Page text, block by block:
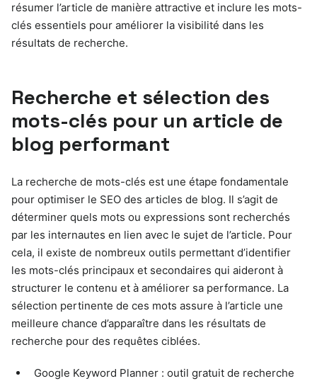
résumer l’article de manière attractive et inclure les mots-
clés essentiels pour améliorer la visibilité dans les
résultats de recherche.
Recherche et sélection des
mots-clés pour un article de
blog performant
La recherche de mots-clés est une étape fondamentale
pour optimiser le SEO des articles de blog. Il s’agit de
déterminer quels mots ou expressions sont recherchés
par les internautes en lien avec le sujet de l’article. Pour
cela, il existe de nombreux outils permettant d’identifier
les mots-clés principaux et secondaires qui aideront à
structurer le contenu et à améliorer sa performance. La
sélection pertinente de ces mots assure à l’article une
meilleure chance d’apparaître dans les résultats de
recherche pour des requêtes ciblées.
Google Keyword Planner : outil gratuit de recherche